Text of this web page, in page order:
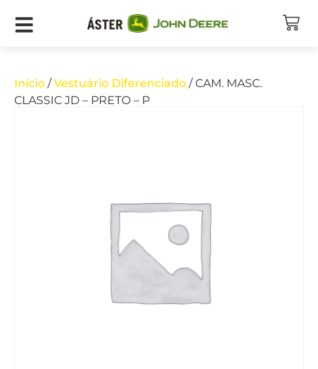
Início /Vestuário Diferenciado / CAM. MASC.
CLASSIC JD – PRETO – P